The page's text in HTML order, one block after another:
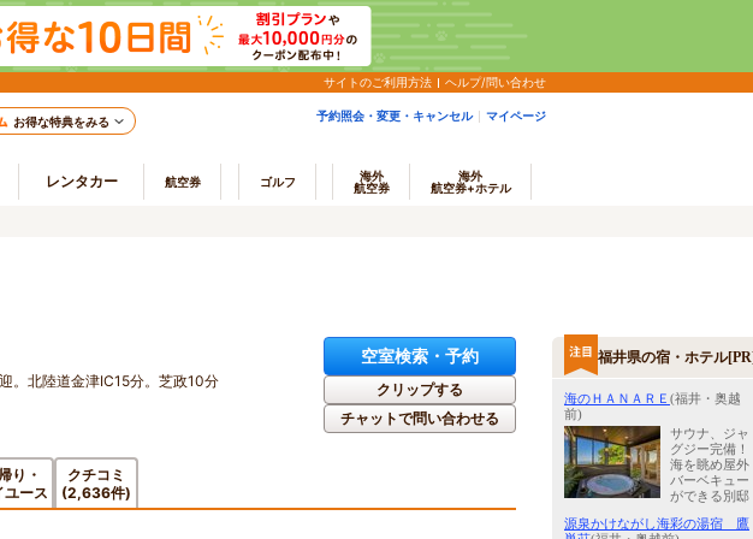
サイトのご利用方法 ヘルプ/問い合わせ
お得な特典をみる 予約照会・変更・キャンセル マイページ
レンタカー 航空券 ゴルフ
海外
航空券
海外
航空券+ホテル
。北陸道金津IC15分。芝政10分
空室検索・予約
クリップする
チャットで問い合わせる
り・
ユース
クチコミ
(2,636件)
福井県の宿・ホテル
海のＨＡＮＡＲＥ (福井・奥越
前)
サウナ、ジャ
グジー完備！
海を眺め屋外
バーベキュー
ができる別邸
源泉かけながし海彩の湯宿 鷹